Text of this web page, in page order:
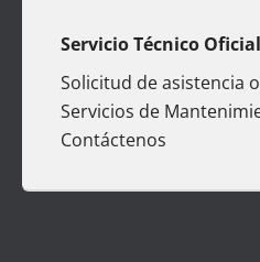
Servicio Técnico Oficial
Solicitud de asistencia
Servicios de
Contáctenos